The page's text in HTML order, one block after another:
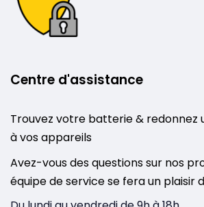
Centre d'assistance
Trouvez votre batterie & redonnez
à vos appareils
Avez-vous des questions sur nos
équipe de service se fera un plaisir